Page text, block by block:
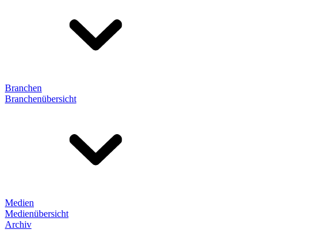
Branchen
Branchenübersicht
Medien
Medienübersicht
Archiv